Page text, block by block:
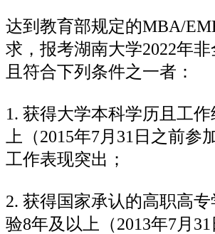
达到教育部规定的MBA/
求，报考湖南大学2022年非
且符合下列条件之一者：
1. 获得大学本科学历且工
上（2015年7月31日之前参
工作表现突出；
2. 获得国家承认的高职高
验8年及以上（2013年7月